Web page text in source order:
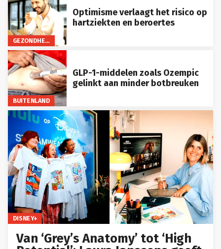
GEZONDHEID
Optimisme verlaagt het risico op
hartziekten en beroertes
BUITENLAND
GLP-1-middelen zoals Ozempic
gelinkt aan minder botbreuken
DISNEY+
Van ‘Grey’s Anatomy’ tot ‘High